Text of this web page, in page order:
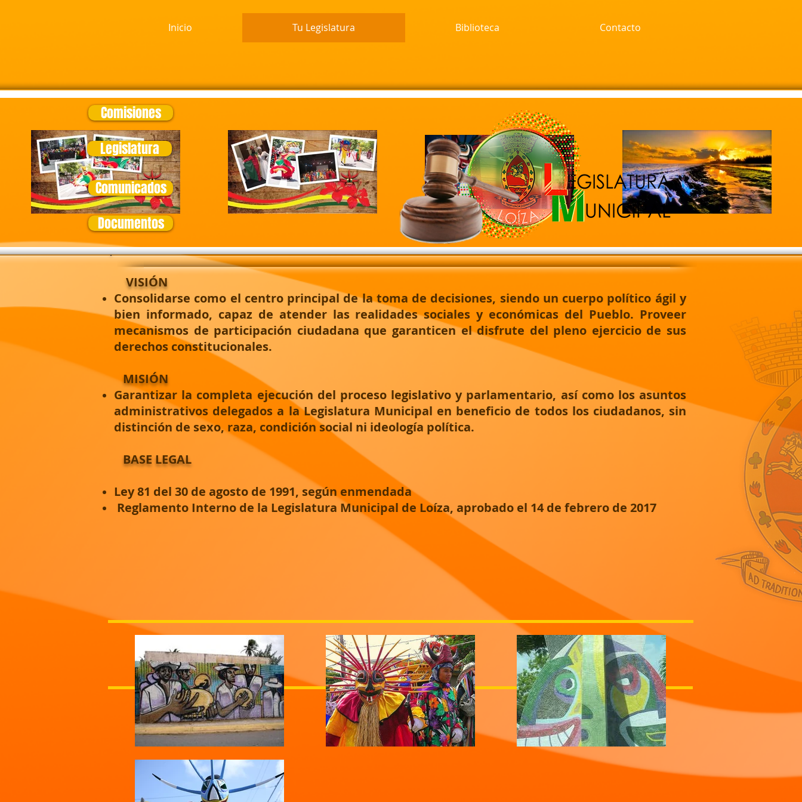
Inicio Tu Legislatura Biblioteca Contacto
Comisiones
Legislatura
Comunicados
Documentos
VISIÓN
Consolidarse como el centro principal de la toma de decisiones, siendo un cuerpo político ágil y
bien informado, capaz de atender las realidades sociales y económicas del Pueblo. Proveer
mecanismos de participación ciudadana que garanticen el disfrute del pleno ejercicio de sus
derechos constitucionales.
MISIÓN
Garantizar la completa ejecución del proceso legislativo y parlamentario, así como los asuntos
administrativos delegados a la Legislatura Municipal en beneficio de todos los ciudadanos, sin
distinción de sexo, raza, condición social ni ideología política.
BASE LEGAL
Ley 81 del 30 de agosto de 1991, según enmendada
Reglamento Interno de la Legislatura Municipal de Loíza, aprobado el 14 de febrero de 2017